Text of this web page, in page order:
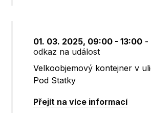
01. 03. 2025, 09:00 - 13:00 -
odkaz na událost
Velkoobjemový kontejner v
Pod Statky
Přejít na více informací